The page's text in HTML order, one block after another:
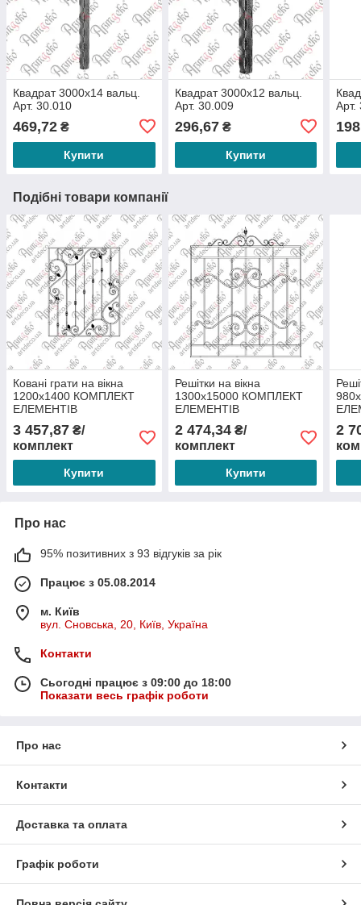
Квадрат 3000х14 вальц.
Арт. 30.010
469,72 ₴
Купити
Квадрат 3000х12 вальц.
Арт. 30.009
296,67₴
Купити
Арт.
Подібні товари компанії
Ковані грати на вікна
1200х1400 КОМПЛЕКТ
ЕЛЕМЕНТІВ
3 457,87 ₴/
комплект
Купити
Решітки на вікна
1300х15000 КОМПЛЕКТ
ЕЛЕМЕНТІВ
2 474,34₴/
комплект
Купити
2
Про нас
95% позитивних з 93 відгуків за рік
Працює з 05.08.2014
м. Київ
вул. Сновська, 20, Київ, Україна
Контакти
Сьогодні працює з 09:00 до 18:00
Показати весь графік роботи
Про нас
Контакти
Доставка та оплата
Графік роботи